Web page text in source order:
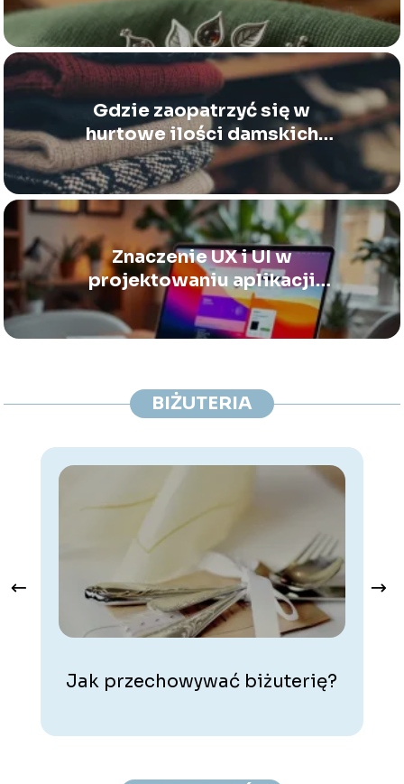
Gdzie zaopatrzyć się w
hurtowe ilości damskich
swetrów
Znaczenie UX i UI w
projektowaniu aplikacji
mobilnych i webowych
BIŻUTERIA
Jak przechowywać biżuterię?